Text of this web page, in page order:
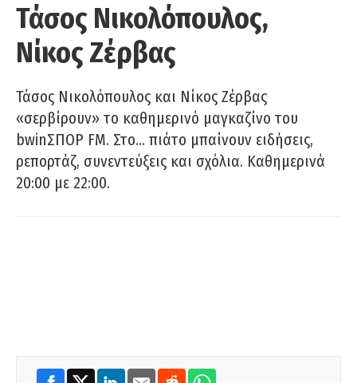
Τάσος Νικολόπουλος,
Νίκος Ζέρβας
Τάσος Νικολόπουλος και Νίκος Ζέρβας
«σερβίρουν» το καθημερινό μαγκαζίνο του
bwinΣΠΟΡ FM. Στο… πιάτο μπαίνουν ειδήσεις,
ρεπορτάζ, συνεντεύξεις και σχόλια. Καθημερινά
20:00 με 22:00.